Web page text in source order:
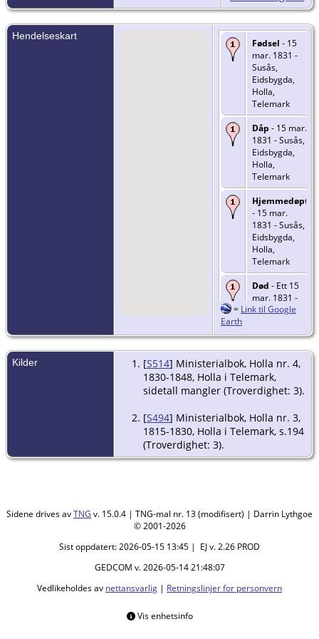
Hendelseskart
Fødsel - 15
mar. 1831 -
Susås,
Eidsbygda,
Holla,
Telemark
Dåp - 15 mar.
1831 - Susås,
Eidsbygda,
Holla,
Telemark
Hjemmedøpt
- 15 mar.
1831 - Susås,
Eidsbygda,
Holla,
Telemark
Død - Ett 15
mar. 1831 -
Susås,
Holla,
= Link til Google
Earth
Kilder [S514] Ministerialbok, Holla nr. 4,
1830-1848, Holla i Telemark,
sidetall mangler (Troverdighet: 3).
[S494] Ministerialbok, Holla nr. 3,
1815-1830, Holla i Telemark, s.194
(Troverdighet: 3).
Sidene drives avTNG v. 15.0.4 | TNG-mal nr. 13 (modifisert) | Darrin Lythgoe
© 2001-2026
Sist oppdatert: 2026-05-15 13:45 | EJ v. 2.26 PROD
GEDCOM v. 2026-05-14 21:48:07
Vedlikeholdes av nettansvarlig | Retningslinjer for personvern
Vis enhetsinfo